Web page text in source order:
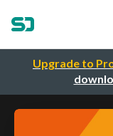
Upgrade to